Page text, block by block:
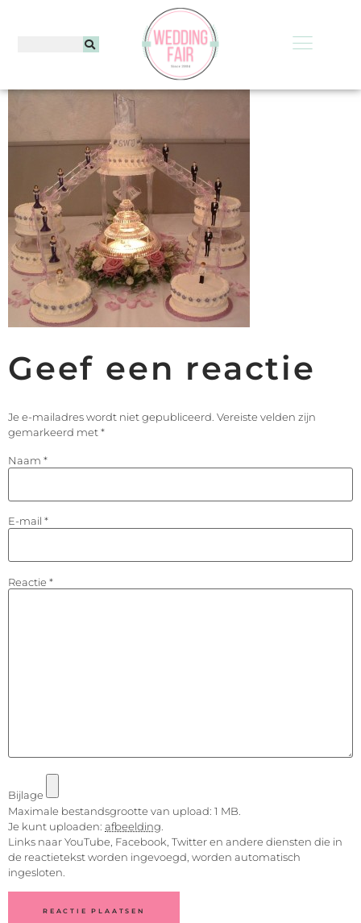
Geef een reactie
Je e-mailadres wordt niet gepubliceerd. Vereiste velden zijn
gemarkeerd met*
Naam *
E-mail *
Reactie *
Bijlage
Maximale bestandsgrootte van upload: 1 MB.
Je kunt uploaden: afbeelding
Links naar YouTube, Facebook, Twitter en andere diensten die in
de reactietekst worden ingevoegd, worden automatisch
ingesloten.